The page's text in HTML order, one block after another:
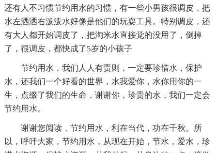
还有人不习惯节约用水的习惯，有一些小男孩很调皮，把
水左洒洒右泼泼水好像是他们的玩耍工具。特别调皮，还
有大人都开始调皮了，把淘米水直接觉的没用了，倒掉
了，很调皮，都快成了5岁的小孩子
节约用水，我们人人有责则，一定要珍惜水，保护
水，还我们一个好看的世界，水我爱你，水你用你的一
生，点缀了我们的生命，谢谢你，珍贵的水，我们一定会
节约用水。
谢谢您阅读，节约用水，利在当代，功在千秋。所
以，呼吁大家，节约用水，从现在开始，节水，爱水，珍